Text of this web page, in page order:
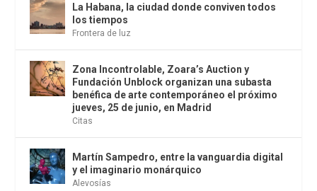
La Habana, la ciudad donde conviven todos
los tiempos
Frontera de luz
Zona Incontrolable, Zoara’s Auction y
Fundación Unblock organizan una subasta
benéfica de arte contemporáneo el próximo
jueves, 25 de junio, en Madrid
Citas
Martín Sampedro, entre la vanguardia digital
y el imaginario monárquico
Alevosías